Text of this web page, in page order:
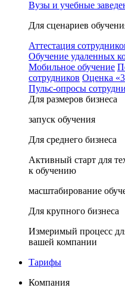
Вузы и учебные
Для сценариев
Аттестация
Обучение удаленных
Мобильное обучение
сотрудников Оценка
Пульс-опросы
Для размеров бизнеса
запуск обучения
Для среднего бизнеса
Активный старт для
к обучению
масштабирование
Для крупного бизнеса
Измеримый процесс
вашей компании
Тарифы
Компания